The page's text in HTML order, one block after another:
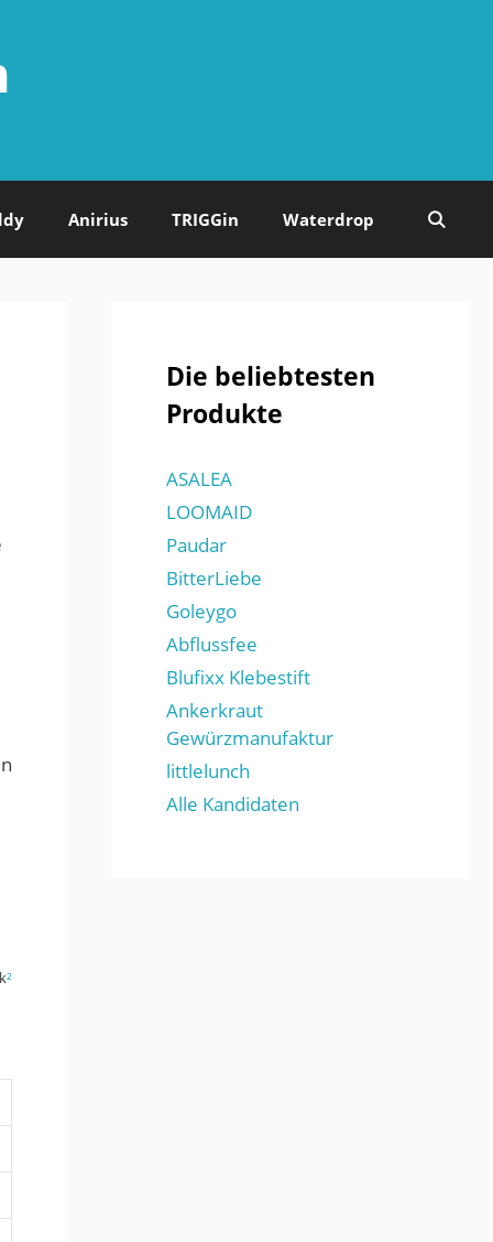
Anirius TRIGGin Waterdrop
²
Die beliebtesten
Produkte
ASALEA
LOOMAID
Paudar
BitterLiebe
Goleygo
Abflussfee
Blufixx Klebestift
Ankerkraut
Gewürzmanufaktur
littlelunch
Alle Kandidaten